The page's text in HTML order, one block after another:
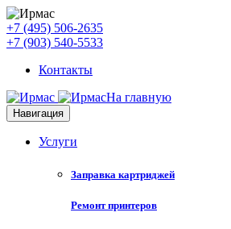
+7 (495) 506-2635
+7 (903) 540-5533
Контакты
На главную
Навигация
Услуги
Заправка картриджей
Ремонт принтеров